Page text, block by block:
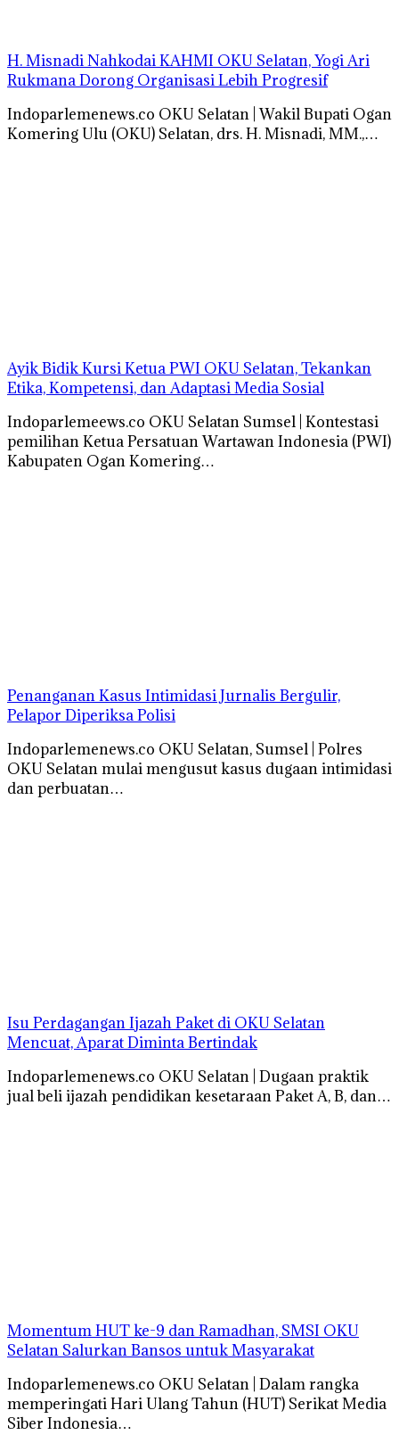
H. Misnadi Nahkodai KAHMI OKU Selatan, Yogi Ari
Rukmana Dorong Organisasi Lebih Progresif
Indoparlemenews.co OKU Selatan | Wakil Bupati Ogan
Komering Ulu (OKU) Selatan, drs. H. Misnadi, MM.,…
Ayik Bidik Kursi Ketua PWI OKU Selatan, Tekankan
Etika, Kompetensi, dan Adaptasi Media Sosial
Indoparlemeews.co OKU Selatan Sumsel | Kontestasi
pemilihan Ketua Persatuan Wartawan Indonesia (PWI)
Kabupaten Ogan Komering…
Penanganan Kasus Intimidasi Jurnalis Bergulir,
Pelapor Diperiksa Polisi
Indoparlemenews.co OKU Selatan, Sumsel | Polres
OKU Selatan mulai mengusut kasus dugaan intimidasi
dan perbuatan…
Isu Perdagangan Ijazah Paket di OKU Selatan
Mencuat, Aparat Diminta Bertindak
Indoparlemenews.co OKU Selatan | Dugaan praktik
jual beli ijazah pendidikan kesetaraan Paket A, B, dan…
Momentum HUT ke-9 dan Ramadhan, SMSI OKU
Selatan Salurkan Bansos untuk Masyarakat
Indoparlemenews.co OKU Selatan | Dalam rangka
memperingati Hari Ulang Tahun (HUT) Serikat Media
Siber Indonesia…